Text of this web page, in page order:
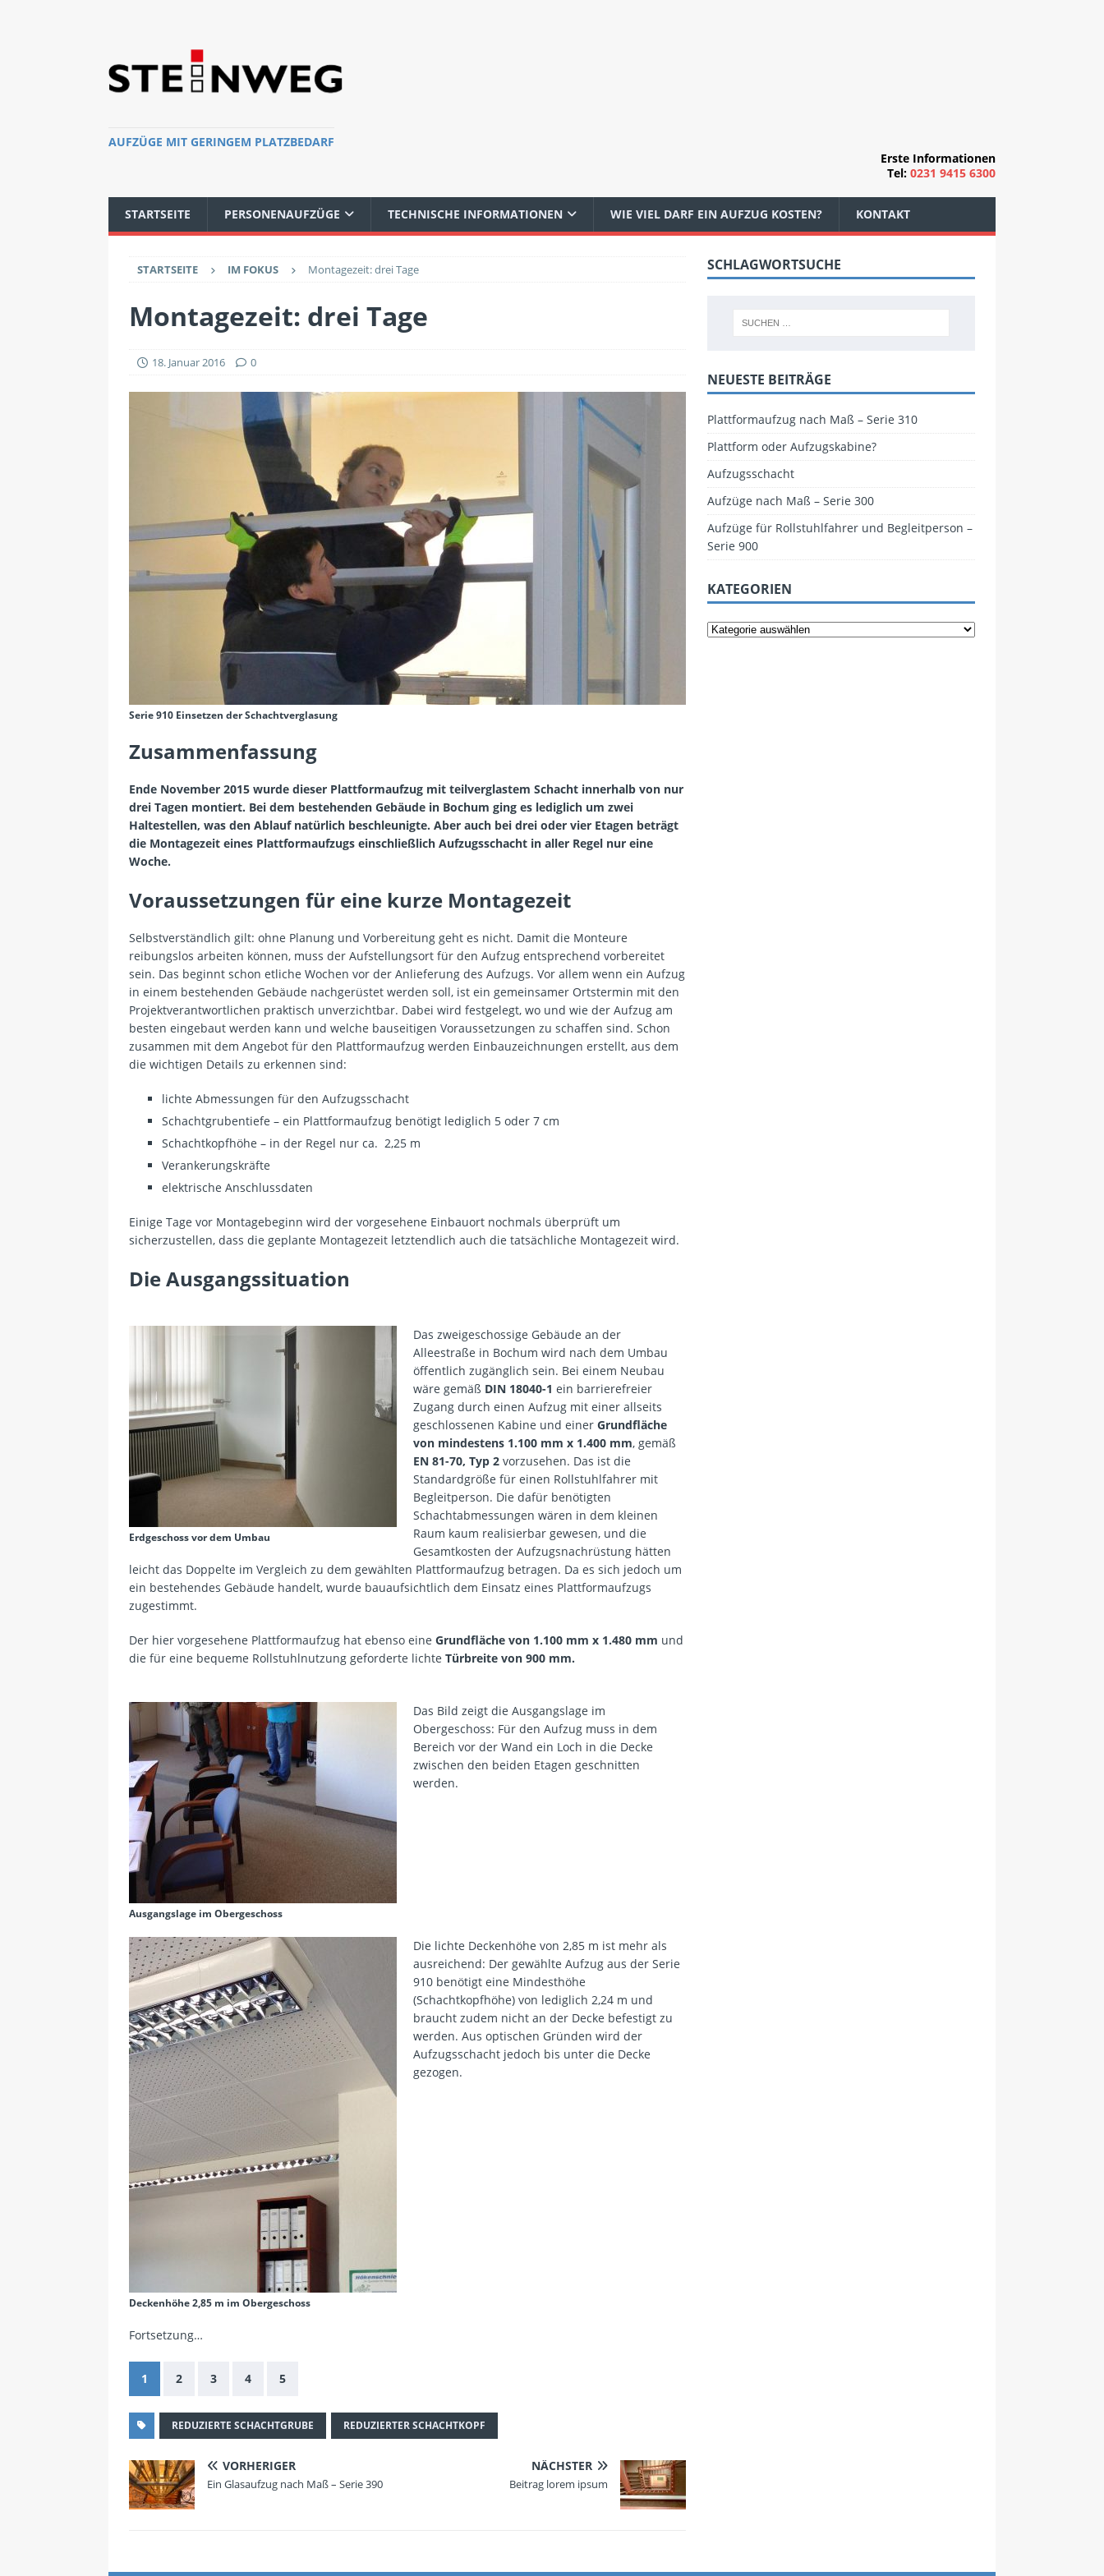
AUFZÜGE MIT GERINGEM PLATZBEDARF
Erste Informationen
Tel: 0231 9415 6300
STARTSEITE PERSONENAUFZÜGE TECHNISCHE INFORMATIONEN WIE VIEL DARF EIN AUFZUG KOSTEN? KONTAKT
STARTSEITE IM FOKUS Montagezeit: drei Tage
Montagezeit: drei Tage
18. Januar 2016 0
Serie 910 Einsetzen der Schachtverglasung
Zusammenfassung
Ende November 2015 wurde dieser Plattformaufzug mit teilverglastem Schacht innerhalb von nur
drei Tagen montiert. Bei dem bestehenden Gebäude in Bochum ging es lediglich um zwei
Haltestellen, was den Ablauf natürlich beschleunigte. Aber auch bei drei oder vier Etagen beträgt
die Montagezeit eines Plattformaufzugs einschließlich Aufzugsschacht in aller Regel nur eine
Woche.
Voraussetzungen für eine kurze Montagezeit
Selbstverständlich gilt: ohne Planung und Vorbereitung geht es nicht. Damit die Monteure
reibungslos arbeiten können, muss der Aufstellungsort für den Aufzug entsprechend vorbereitet
sein. Das beginnt schon etliche Wochen vor der Anlieferung des Aufzugs. Vor allem wenn ein Aufzug
in einem bestehenden Gebäude nachgerüstet werden soll, ist ein gemeinsamer Ortstermin mit den
Projektverantwortlichen praktisch unverzichtbar. Dabei wird festgelegt, wo und wie der Aufzug am
besten eingebaut werden kann und welche bauseitigen Voraussetzungen zu schaffen sind. Schon
zusammen mit dem Angebot für den Plattformaufzug werden Einbauzeichnungen erstellt, aus dem
die wichtigen Details zu erkennen sind:
lichte Abmessungen für den Aufzugsschacht
Schachtgrubentiefe – ein Plattformaufzug benötigt lediglich 5 oder 7 cm
Schachtkopfhöhe – in der Regel nur ca. 2,25 m
Verankerungskräfte
elektrische Anschlussdaten
Einige Tage vor Montagebeginn wird der vorgesehene Einbauort nochmals überprüft um
sicherzustellen, dass die geplante Montagezeit letztendlich auch die tatsächliche Montagezeit wird.
Die Ausgangssituation
Erdgeschoss vor dem Umbau
Das zweigeschossige Gebäude an der
Alleestraße in Bochum wird nach dem Umbau
öffentlich zugänglich sein. Bei einem Neubau
wäre gemäß DIN 18040-1 ein barrierefreier
Zugang durch einen Aufzug mit einer allseits
geschlossenen Kabine und einer Grundfläche
von mindestens 1.100 mm x 1.400 mm, gemäß
EN 81-70, Typ 2 vorzusehen. Das ist die
Standardgröße für einen Rollstuhlfahrer mit
Begleitperson. Die dafür benötigten
Schachtabmessungen wären in dem kleinen
Raum kaum realisierbar gewesen, und die
Gesamtkosten der Aufzugsnachrüstung hätten
leicht das Doppelte im Vergleich zu dem gewählten Plattformaufzug betragen. Da es sich jedoch um
ein bestehendes Gebäude handelt, wurde bauaufsichtlich dem Einsatz eines Plattformaufzugs
zugestimmt.
Der hier vorgesehene Plattformaufzug hat ebenso eine Grundfläche von 1.100 mm x 1.480 mm und
die für eine bequeme Rollstuhlnutzung geforderte lichte Türbreite von 900 mm.
Ausgangslage im Obergeschoss
Das Bild zeigt die Ausgangslage im
Obergeschoss: Für den Aufzug muss in dem
Bereich vor der Wand ein Loch in die Decke
zwischen den beiden Etagen geschnitten
werden.
Deckenhöhe 2,85 m im Obergeschoss
Die lichte Deckenhöhe von 2,85 m ist mehr als
ausreichend: Der gewählte Aufzug aus der Serie
910 benötigt eine Mindesthöhe
(Schachtkopfhöhe) von lediglich 2,24 m und
braucht zudem nicht an der Decke befestigt zu
werden. Aus optischen Gründen wird der
Aufzugsschacht jedoch bis unter die Decke
gezogen.
Fortsetzung…
1 2 3 4 5
REDUZIERTE SCHACHTGRUBE REDUZIERTER SCHACHTKOPF
VORHERIGER
Ein Glasaufzug nach Maß – Serie 390
NÄCHSTER
Beitrag lorem ipsum
SCHLAGWORTSUCHE
NEUESTE BEITRÄGE
Plattformaufzug nach Maß – Serie 310
Plattform oder Aufzugskabine?
Aufzugsschacht
Aufzüge nach Maß – Serie 300
Aufzüge für Rollstuhlfahrer und Begleitperson –
Serie 900
KATEGORIEN